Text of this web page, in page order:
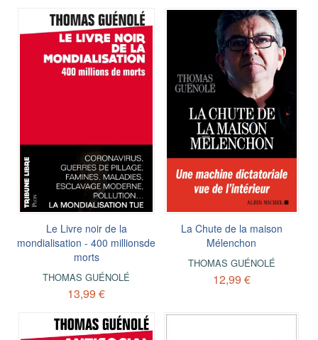
Le Livre noir de la
mondialisation - 400 millionsde
morts
THOMAS GUÉNOLÉ
13,99 €
La Chute de la maison
Mélenchon
THOMAS GUÉNOLÉ
12,99 €